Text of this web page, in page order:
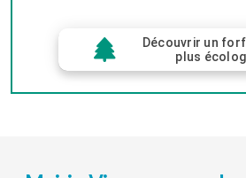
Découvrir un
plus